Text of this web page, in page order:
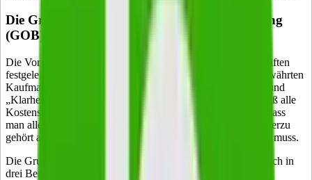
Die Grundsätze ordnungsgemäßer Buchführung
(GOB)
Die Vorgaben zur Buchführung sind in gesetzlichen Vorschriften
festgelegt. Grundsätzlich entspringen sie allerdings der altbewährten
Kaufmannspraxis. Dabei gelten die Grundsätze „Wahrheit“ und
„Klarheit“. Das heißt, die Buchführung muss wahrheitsgemäß alle
Kostenstellen ausführen und sie muss so übersichtlich sein, dass
man alle wichtigen Informationen leicht entnehmen kann. Hierzu
gehört auch, dass die Bilanz fälschungssicher erstellt werden muss.
Die Grundsätze zur ordnungsgemäßen Buchführung teilen sich in
drei Bereiche: